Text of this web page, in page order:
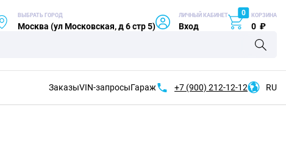
ВЫБРАТЬ ГОРОД
Москва (ул Московская, д 6 стр 5)
ЛИЧНЫЙ КАБИНЕТ
Вход
0 КОРЗИНА
0 ₽
ЗаказыVIN-запросыГараж +7 (900) 212-12-12 RU